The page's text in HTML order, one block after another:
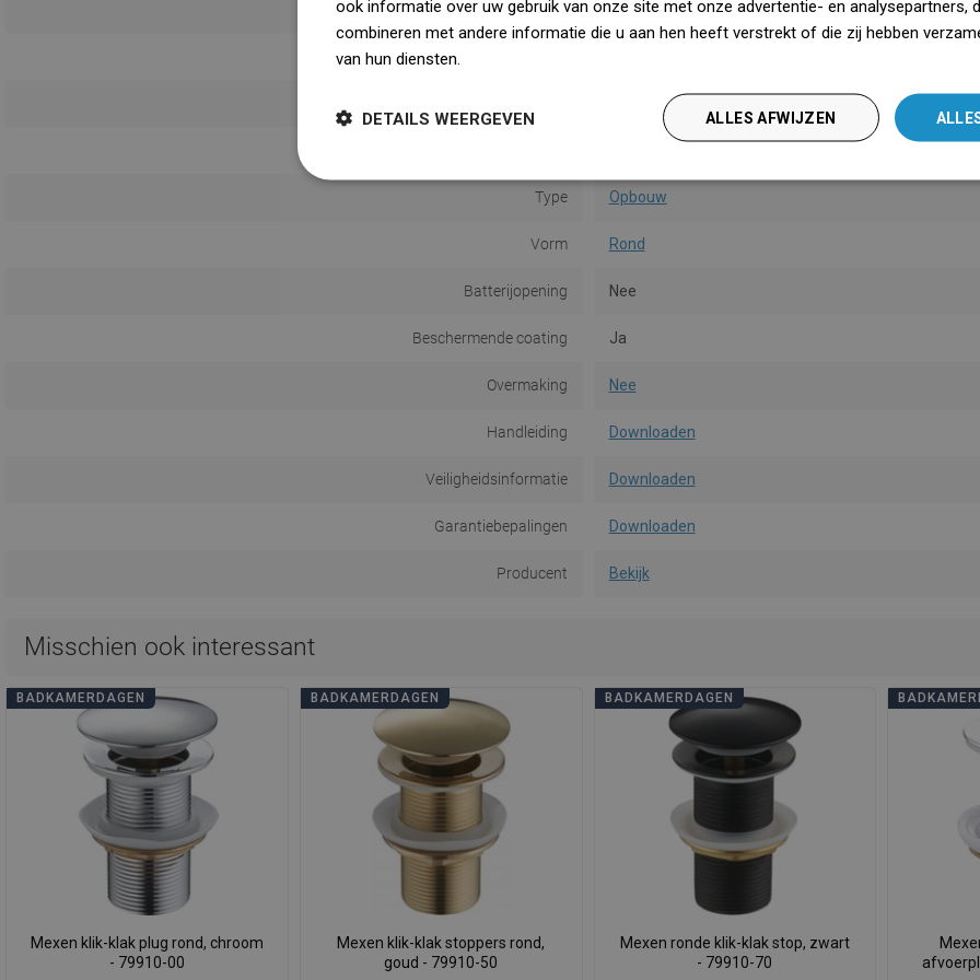
Hoogte 14 cm
Type Opbouw
Vorm Rond
Batterijopening Nee
Beschermende coating Ja
Overmaking Nee
Handleiding Downloaden
Veiligheidsinformatie Downloaden
Garantiebepalingen Downloaden
Producent Bekijk
Misschien ook interessant
BADKAMERDAGEN
Mexen klik-klak plug rond, chroom
- 79910-00
BADKAMERDAGEN
Mexen klik-klak stoppers rond,
goud - 79910-50
BADKAMERDAGEN
Mexen ronde klik-klak stop, zwart
- 79910-70
ook informatie over uw gebruik van onze site met onze advertentie- en analysepartners,
combineren met andere informatie die u aan hen heeft verstrekt of die zij hebben
van hun diensten.
ALLES AFWIJZEN
DETAILS WEERGEVEN